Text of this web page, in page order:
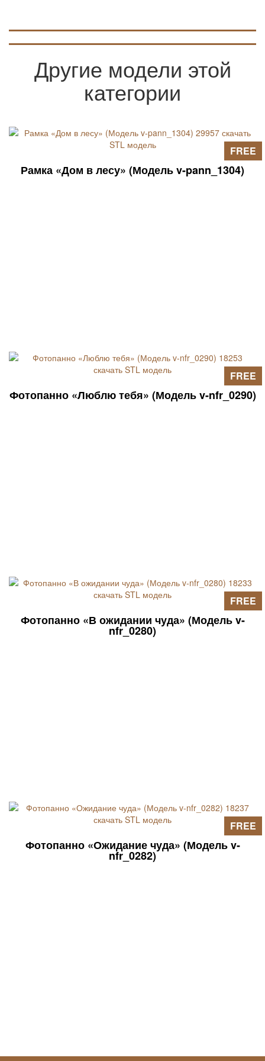
Другие модели этой
категории
Рамка «Дом в лесу» (Модель v-pann_1304)
FREE
Фотопанно «Люблю тебя» (Модель v-nfr_0290)
FREE
Фотопанно «В ожидании чуда» (Модель v-
nfr_0280)
FREE
Фотопанно «Ожидание чуда» (Модель v-
nfr_0282)
FREE